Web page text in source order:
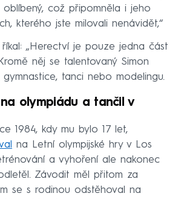
oblíbený, což připomněla i jeho
kterého jste milovali nenávidět,“
„Herectví je pouze jedna část
něj se talentovaný Simon
tanci nebo modelingu.
na olympiádu a tančil v
1984, kdy mu bylo 17 let,
na Letní olympijské hry v Los
a vyhoření ale nakonec
Závodit měl přitom za
se s rodinou odstěhoval na